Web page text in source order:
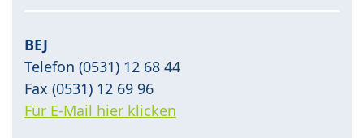
BEJ
Telefon (0531) 12 68 44
Fax (0531) 12 69 96
Für E-Mail hier klicken